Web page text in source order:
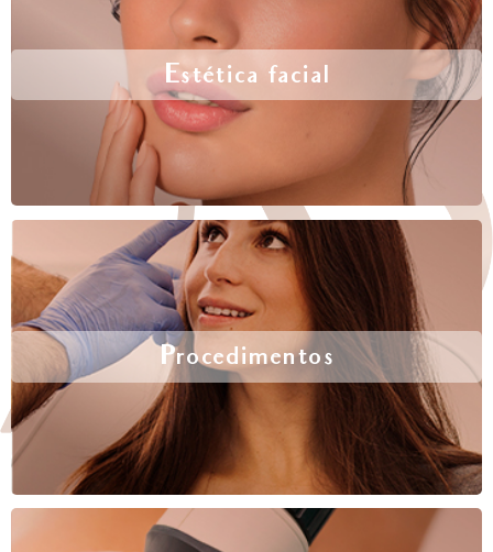
Estética facial
Procedimentos